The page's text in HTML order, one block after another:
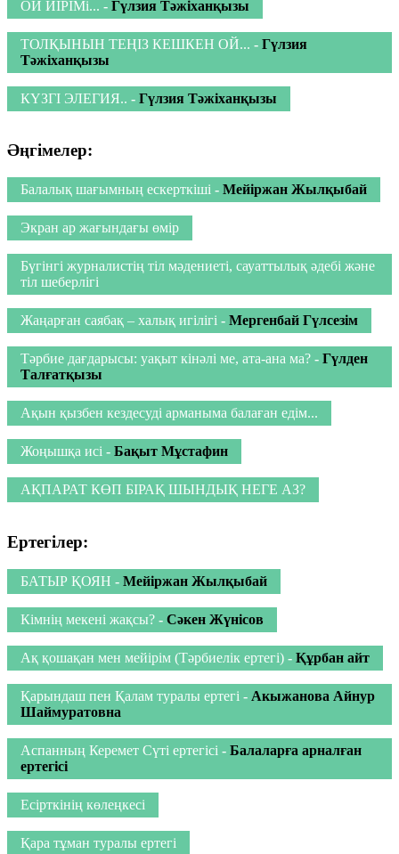
ОЙ ИІРІМі... - Гүлзия Тәжіханқызы
ТОЛҚЫНЫН ТЕҢІЗ КЕШКЕН ОЙ... - Гүлзия
Тәжіханқызы
КҮЗГІ ЭЛЕГИЯ.. - Гүлзия Тәжіханқызы
Әңгімелер:
Балалық шағымның ескерткіші - Мейіржан Жылқыбай
Экран ар жағындағы өмір
Бүгінгі журналистің тіл мәдениеті, сауаттылық әдебі және
тіл шеберлігі
Жаңарған саябақ – халық игілігі - Мергенбай Гүлсезім
Тәрбие дағдарысы: уақыт кінәлі ме, ата-ана ма? - Гүлден
Талғатқызы
Ақын қызбен кездесуді арманыма балаған едім...
Жоңышқа исі - Бақыт Мұстафин
АҚПАРАТ КӨП БІРАҚ ШЫНДЫҚ НЕГЕ АЗ?
Ертегілер:
БАТЫР ҚОЯН - Мейіржан Жылқыбай
Кімнің мекені жақсы? - Сәкен Жүнісов
Ақ қошақан мен мейірім (Тәрбиелік ертегі) - Құрбан айт
Қарындаш пен Қалам туралы ертегі - Акыжанова Айнур
Шаймуратовна
Аспанның Керемет Сүті ертегісі - Балаларға арналған
ертегісі
Есірткінің көлеңкесі
Қара тұман туралы ертегі